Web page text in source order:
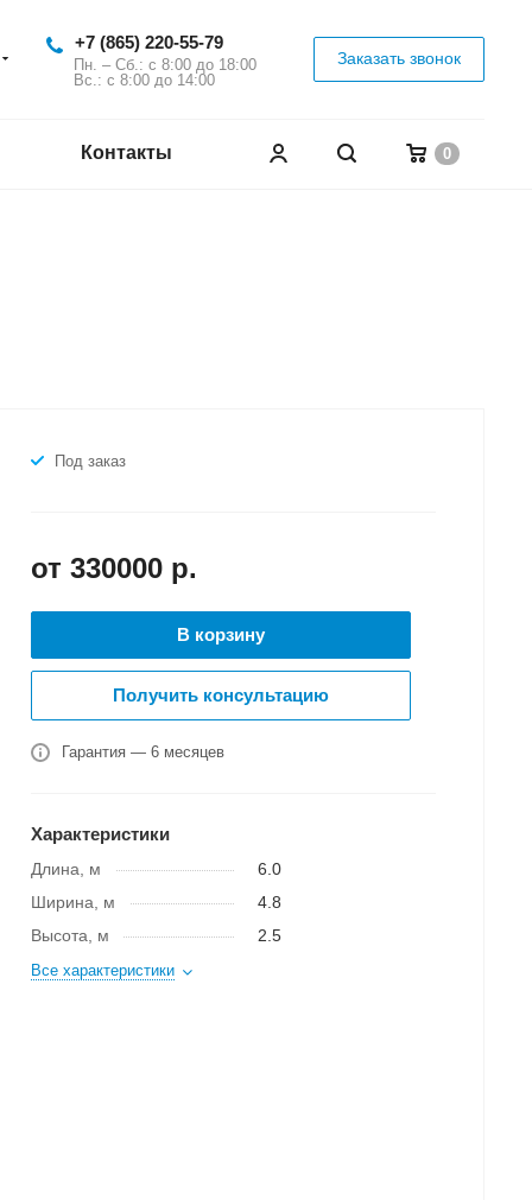
+7 (865) 220-55-79
Пн. – Сб.: с 8:00 до 18:00
Вс.: с 8:00 до 14:00
Заказать звонок
0
Контакты
Под заказ
от 330000 р.
В корзину
Получить консультацию
Гарантия — 6 месяцев
Характеристики
Длина, м
6.0
Ширина, м
4.8
Высота, м
2.5
Все характеристики